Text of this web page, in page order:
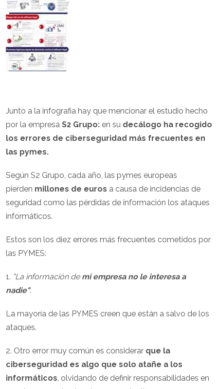
Junto a la infografia hay que mencionar el estudio hecho
por la empresa S2 Grupo: en su decálogo ha recogido
los errores de ciberseguridad más frecuentes en
las pymes.
Según S2 Grupo, cada año, las pymes europeas
pierden millones de euros a causa de incidencias de
seguridad como las pérdidas de información los ataques
informáticos.
Estos son los diez errores más frecuentes cometidos por
las PYMES:
1. "La información de mi empresa no le interesa a
nadie".
La mayoría de las PYMES creen que están a salvo de los
ataques.
2. Otro error muy común es considerar que la
ciberseguridad es algo que solo atañe a los
informáticos, olvidando de definir responsabilidades en